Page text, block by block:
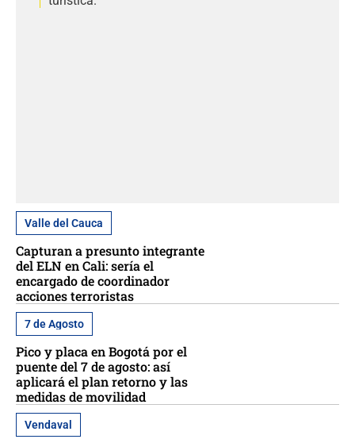
Valle del Cauca
Capturan a presunto integrante
del ELN en Cali: sería el
encargado de coordinador
acciones terroristas
7 de Agosto
Pico y placa en Bogotá por el
puente del 7 de agosto: así
aplicará el plan retorno y las
medidas de movilidad
Vendaval